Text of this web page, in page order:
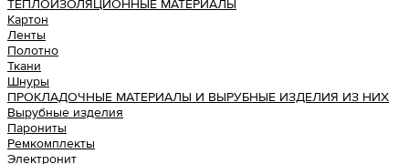
ТЕПЛОИЗОЛЯЦИОННЫЕ МАТЕРИАЛЫ
Картон
Ленты
Полотно
Ткани
Шнуры
ПРОКЛАДОЧНЫЕ МАТЕРИАЛЫ И ВЫРУБНЫЕ ИЗДЕЛИЯ ИЗ НИХ
Вырубные изделия
Парониты
Ремкомплекты
Электронит